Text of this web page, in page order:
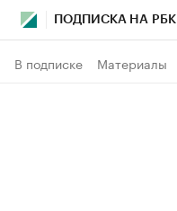
ПОДПИСКА НА РБК
В подписке Материалы